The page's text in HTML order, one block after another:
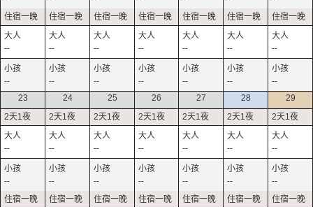
--
--
--
--
--
--
--
--
--
--
--
--
--
--
23
--
--
24
--
--
25
--
--
26
--
--
27
--
--
28
--
--
29
--
--